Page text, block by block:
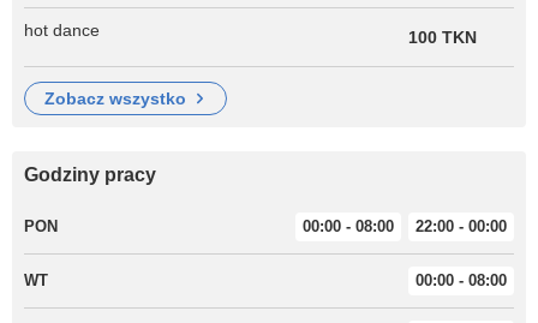
hot dance 100 TKN
zobacz wszystko
Godziny pracy
PON 00:00 - 08:00 22:00 - 00:00
WT 00:00 - 08:00